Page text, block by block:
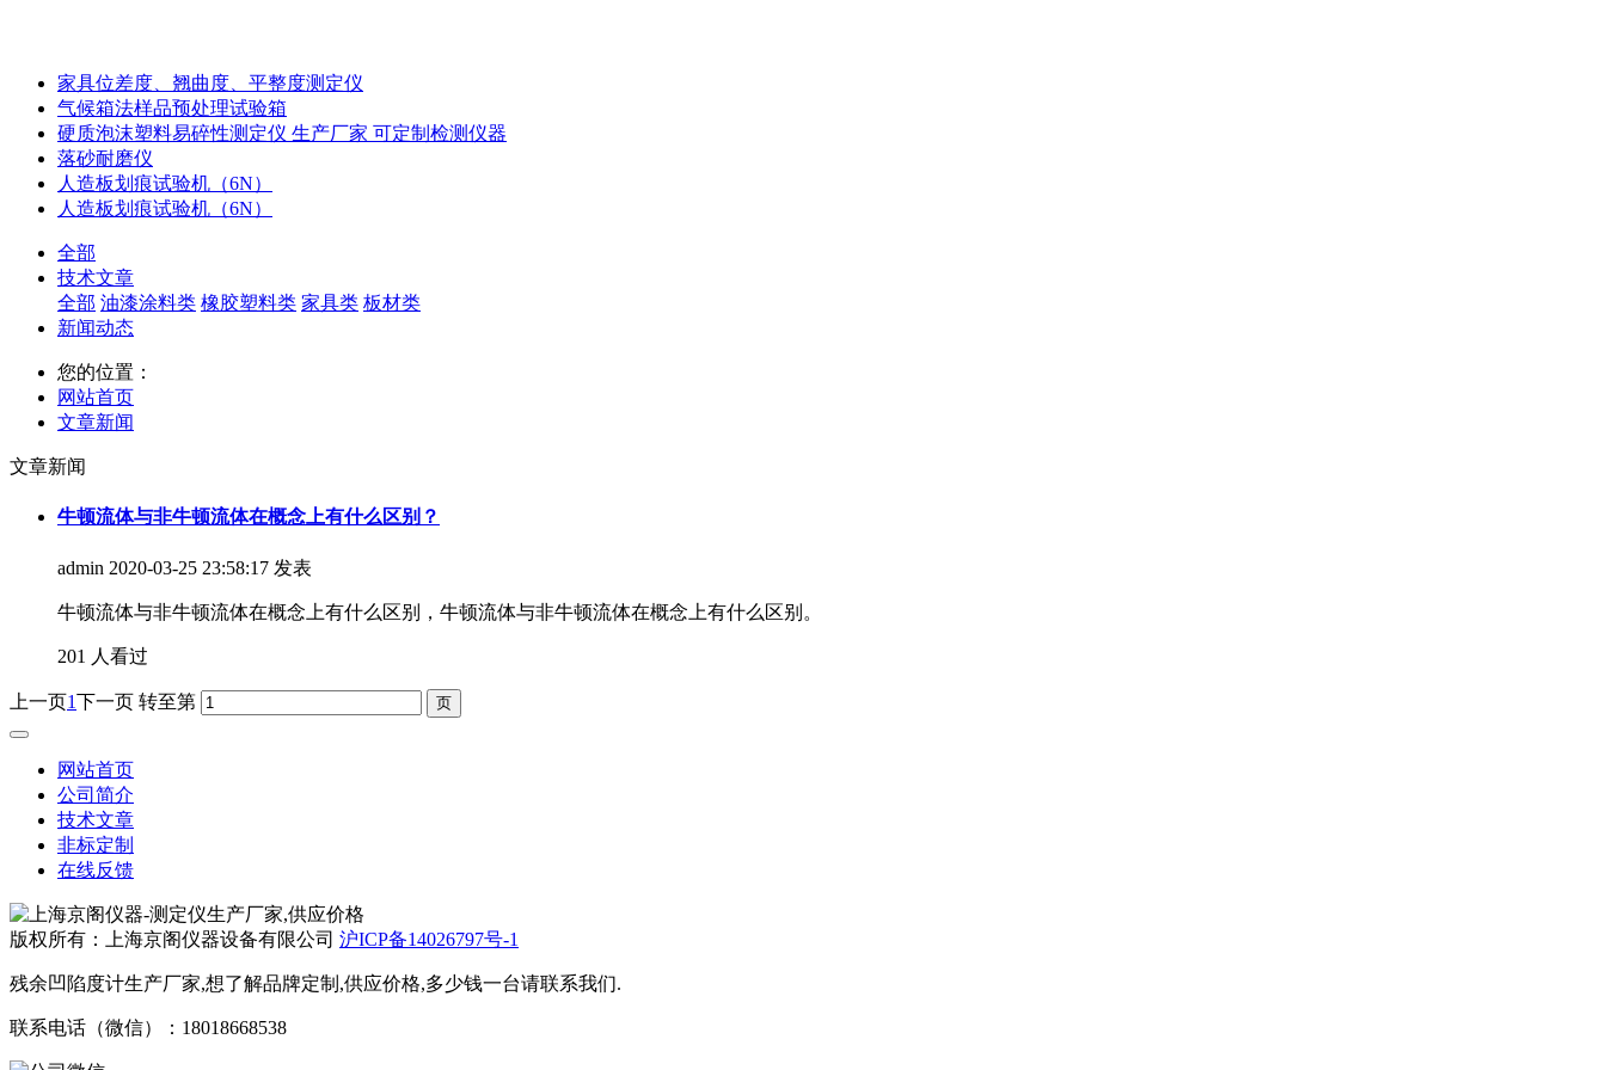
家具位差度、翘曲度、平整度测定仪
气候箱法样品预处理试验箱
硬质泡沫塑料易碎性测定仪 生产厂家 可定制检测仪器
落砂耐磨仪
人造板划痕试验机（6N）
人造板划痕试验机（6N）
全部
技术文章
全部 油漆涂料类 橡胶塑料类 家具类 板材类
新闻动态
您的位置：
网站首页
文章新闻
文章新闻
牛顿流体与非牛顿流体在概念上有什么区别？
admin 2020-03-25 23:58:17 发表
牛顿流体与非牛顿流体在概念上有什么区别，牛顿流体与非牛顿流体在概念上有什么区别。
201 人看过
上一页1下一页 转至第
网站首页
公司简介
技术文章
非标定制
在线反馈
版权所有：上海京阁仪器设备有限公司 沪ICP备14026797号-1
残余凹陷度计生产厂家,想了解品牌定制,供应价格,多少钱一台请联系我们.
联系电话（微信）：18018668538